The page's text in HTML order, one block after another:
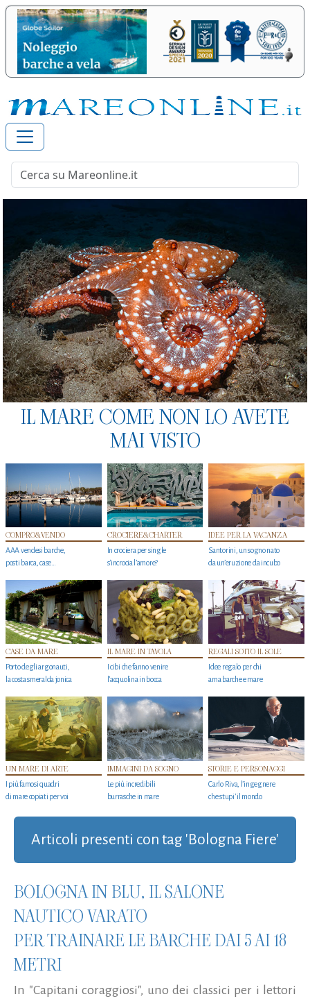
IL MARE COME NON LO AVETE
MAI VISTO
COMPRO&VENDO
AAA vendesi barche,
posti barca, case…
CROCIERE&CHARTER
In crociera per single
s'incrocia l’amore?
IDEE PER LA VACANZA
Santorini, un sogno nato
da un’eruzione da incubo
CASE DA MARE
Porto degli argonauti,
la costa smeralda jonica
IL MARE IN TAVOLA
I cibi che fanno venire
l’acquolina in bocca
REGALI SOTTO IL SOLE
Idee regalo per chi
ama barche e mare
UN MARE DI ARTE
I più famosi quadri
di mare copiati per voi
IMMAGINI DA SOGNO
Le più incredibili
burrasche in mare
STORIE E PERSONAGGI
Carlo Riva, l’ingegnere
che stupi' il mondo
Articoli presenti con tag 'Bologna Fiere'
BOLOGNA IN BLU, IL SALONE
NAUTICO VARATO
PER TRAINARE LE BARCHE DAI 5 AI 18
METRI
In "Capitani coraggiosi", uno dei classici per i lettori